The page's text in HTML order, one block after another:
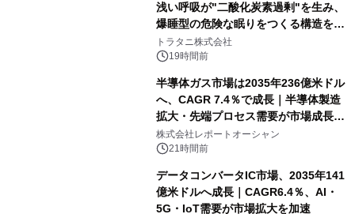
浅い呼吸が"二酸化炭素過剰"を生み、
爆睡型の危険な眠りをつくる構造を解
説
トラタニ株式会社
19時間前
半導体ガス市場は2035年236億米ドル
へ、CAGR 7.4％で成長｜半導体製造
拡大・先端プロセス需要が市場成長を
加速
株式会社レポートオーシャン
21時間前
データコンバータIC市場、2035年141
億米ドルへ成長｜CAGR6.4％、AI・
5G・IoT需要が市場拡大を加速